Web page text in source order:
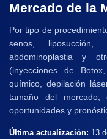
Mercado de la
Por tipo de
senos, liposucción,
abdominoplastia y
(inyecciones de
químico, depilación
tamaño del
oportunidades y
Última actualización: 13